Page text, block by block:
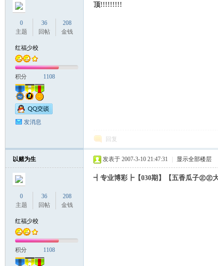
0
主题
36
回帖
208
金钱
红福少校
积分 1108
发消息
顶!!!!!!!!!
回复
以赌为生
0
主题
36
回帖
208
金钱
红福少校
积分 1108
发表于 2007-3-10 21:47:31 显示全部楼层
┫专业博彩┣【030期】【五香瓜子㊣㊣